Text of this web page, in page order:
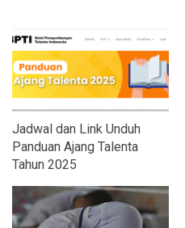
Jadwal dan Link Unduh
Panduan Ajang Talenta
Tahun 2025